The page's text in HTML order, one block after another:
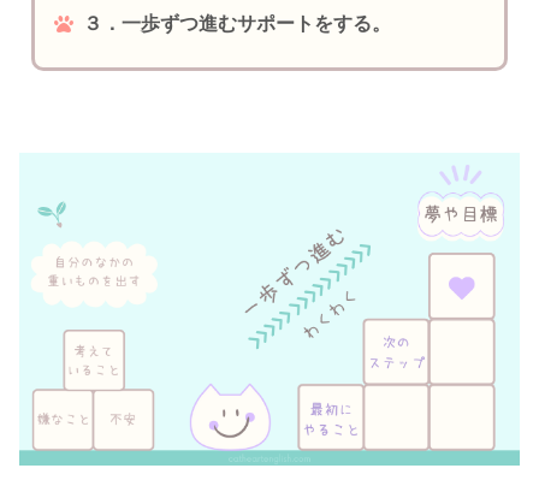
３．一歩ずつ進むサポートをする。